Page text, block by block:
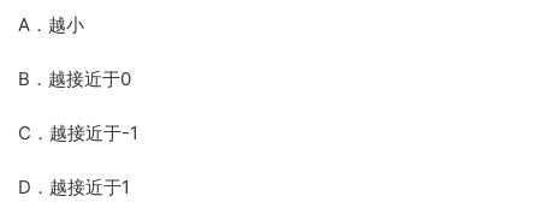
A．越小
B．越接近于0
C．越接近于-1
D．越接近于1